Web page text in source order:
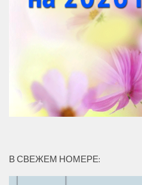
В СВЕЖЕМ НОМЕРЕ: